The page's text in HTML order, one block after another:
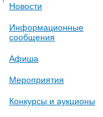
Новости
Информационные
сообщения
Афиша
Мероприятия
Конкурсы и аукционы